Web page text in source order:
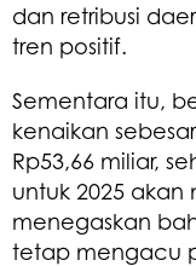
dan retribusi
tren positif.
Sementara itu,
kenaikan
Rp53,66 miliar,
untuk 2025 akan
menegaskan
tetap mengacu